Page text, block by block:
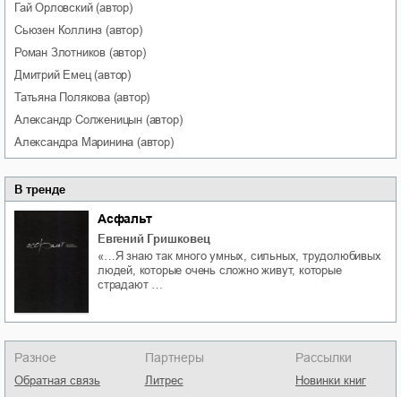
Гай Орловский(автор)
Сьюзен Коллинз (автор)
Роман Злотников (автор)
Дмитрий Емец(автор)
Татьяна Полякова(автор)
Александр Солженицын (автор)
Александра Маринина (автор)
В тренде
Асфальт
Евгений Гришковец
«…Я знаю так много умных, сильных, трудолюбивых
людей, которые очень сложно живут, которые
страдают …
Разное
Обратная связь
Партнеры
Литрес
Рассылки
Новинки книг